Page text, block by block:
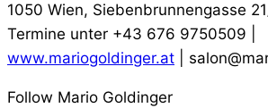
1050 Wien, Siebenbrunnengasse
Termine unter +43 676 9750509 |
www.mariogoldinger.at |
Follow Mario Goldinger